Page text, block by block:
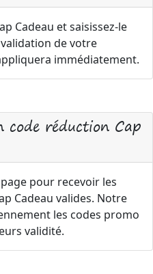
Cadeau et saisissez-le
de votre
immédiatement.
réduction Cap
pour recevoir les
Cadeau valides. Notre
les codes promo
validité.